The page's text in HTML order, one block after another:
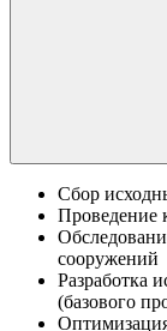
Сбор
Проведение
сооружений
Разработка
(базового